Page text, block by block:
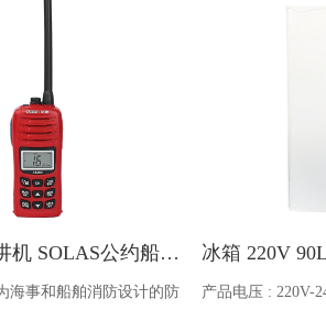
Ocean one对讲机 SOLAS公约船舶消防A600V ATEX防爆对讲机
海事和船舶消防设计的防
冰箱 220V
产品电压 : 220V-